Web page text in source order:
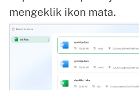
mengeklik ikon mata.